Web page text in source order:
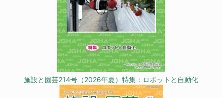
施設と園芸214号（2026年夏）特集：ロボットと自動化